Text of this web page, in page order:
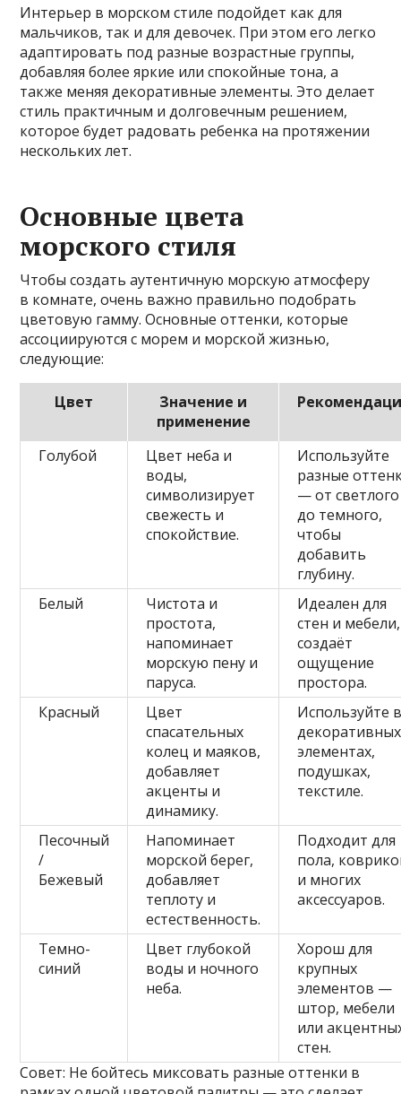
Интерьер в морском стиле подойдет как для
мальчиков, так и для девочек. При этом его легко
адаптировать под разные возрастные группы,
добавляя более яркие или спокойные тона, а
также меняя декоративные элементы. Это делает
стиль практичным и долговечным решением,
которое будет радовать ребенка на протяжении
нескольких лет.
Основные цвета
морского стиля
Чтобы создать аутентичную морскую атмосферу
в комнате, очень важно правильно подобрать
цветовую гамму. Основные оттенки, которые
ассоциируются с морем и морской жизнью,
следующие:
Цвет
Значение и
применение
Голубой
Цвет неба и
воды,
символизирует
свежесть и
спокойствие.
Используйте
разные
— от светлого
до темного,
чтобы
добавить
глубину.
Белый
Чистота и
простота,
напоминает
морскую пену и
паруса.
Идеален для
стен и мебели,
создаёт
ощущение
простора.
Красный
Цвет
спасательных
колец и маяков,
добавляет
акценты и
динамику.
Используйте
декоративных
элементах,
подушках,
текстиле.
Песочный
/
Бежевый
Напоминает
морской берег,
добавляет
теплоту и
естественность.
Подходит для
пола,
и многих
аксессуаров.
Темно-
синий
Цвет глубокой
воды и ночного
неба.
Хорош для
крупных
элементов —
штор, мебели
или
стен.
Совет: Не бойтесь миксовать разные оттенки в